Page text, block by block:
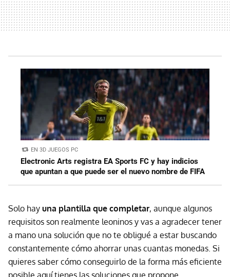
EN 3D JUEGOS PC
Electronic Arts registra EA Sports FC y hay indicios
que apuntan a que puede ser el nuevo nombre de FIFA
Solo hay una plantilla que completar, aunque algunos
requisitos son realmente leoninos y vas a agradecer tener
a mano una solución que no te obligué a estar buscando
constantemente cómo ahorrar unas cuantas monedas. Si
quieres saber cómo conseguirlo de la forma más eficiente
posible aquí tienes las soluciones que propone